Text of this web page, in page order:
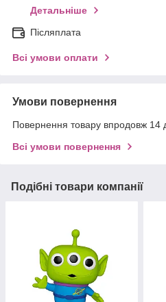
Детальніше
Післяплата
Всі умови оплати
Умови повернення
Повернення товару впродовж 14
Всі умови повернення
Подібні товари компанії